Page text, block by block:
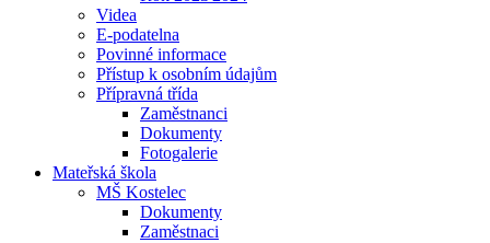
Videa
E-podatelna
Povinné informace
Přístup k osobním údajům
Přípravná třída
Zaměstnanci
Dokumenty
Fotogalerie
Mateřská škola
MŠ Kostelec
Dokumenty
Zaměstnaci